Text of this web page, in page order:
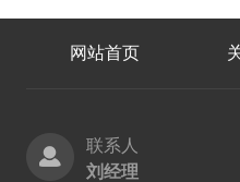
网站首页
联系人
刘经理